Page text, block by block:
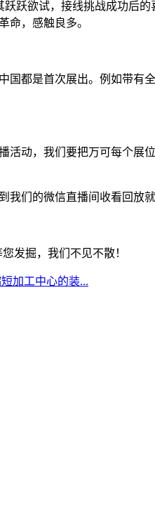
跃欲试，接线挑战成功后
命，感触良多。
都是首次展出。例如带有
动，我们要把万可每个展
我们的微信直播间收看回放
发掘，我们不见不散！
加工中心的装...